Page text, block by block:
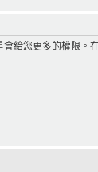
給您更多的權限